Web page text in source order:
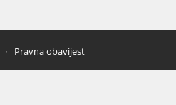
Pravna obavijest